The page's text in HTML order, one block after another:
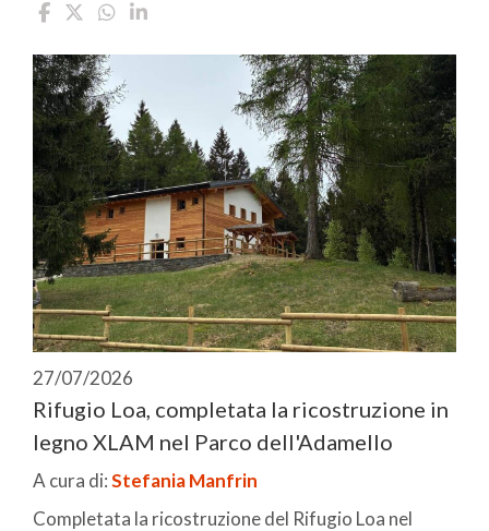
27/07/2026
Rifugio Loa, completata la ricostruzione in
legno XLAM nel Parco dell'Adamello
A cura di:Stefania Manfrin
Completata la ricostruzione del Rifugio Loa nel